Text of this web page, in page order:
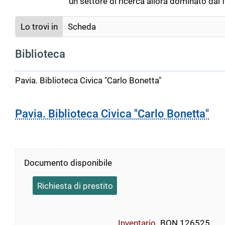
Lo trovi in Scheda
Biblioteca
Pavia. Biblioteca Civica "Carlo Bonetta"
Pavia. Biblioteca Civica "Carlo Bonetta"
Documento disponibile
Richiesta di prestito
Inventario BON 126525